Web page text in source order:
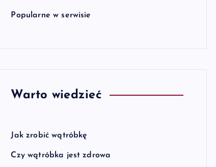
Popularne w serwisie
Warto wiedzieć
Jak zrobić wątróbkę
Czy wątróbka jest zdrowa